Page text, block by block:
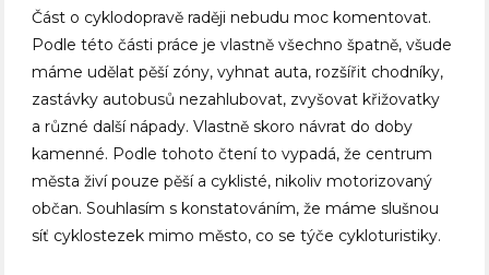
Část o cyklodopravě raději nebudu moc komentovat.
Podle této části práce je vlastně všechno špatně, všude
máme udělat pěší zóny, vyhnat auta, rozšířit chodníky,
zastávky autobusů nezahlubovat, zvyšovat křižovatky
a různé další nápady. Vlastně skoro návrat do doby
kamenné. Podle tohoto čtení to vypadá, že centrum
města živí pouze pěší a cyklisté, nikoliv motorizovaný
občan. Souhlasím s konstatováním, že máme slušnou
síť cyklostezek mimo město, co se týče cykloturistiky.